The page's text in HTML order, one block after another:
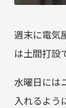
週末に電気
は土間打設
水曜日には
入れるよう